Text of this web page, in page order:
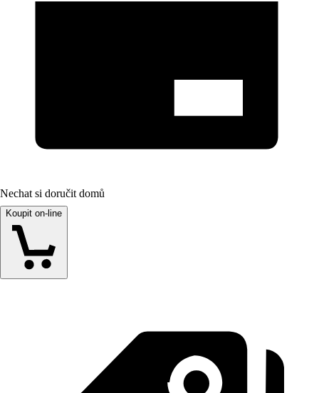
Nechat si doručit domů
Koupit on-line